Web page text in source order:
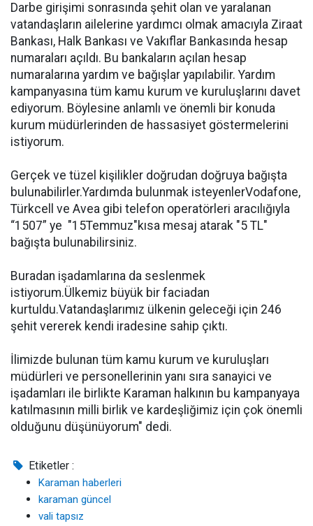
Darbe girişimi sonrasında şehit olan ve yaralanan
vatandaşların ailelerine yardımcı olmak amacıyla Ziraat
Bankası, Halk Bankası ve Vakıflar Bankasında hesap
numaraları açıldı. Bu bankaların açılan hesap
numaralarına yardım ve bağışlar yapılabilir. Yardım
kampanyasına tüm kamu kurum ve kuruluşlarını davet
ediyorum. Böylesine anlamlı ve önemli bir konuda
kurum müdürlerinden de hassasiyet göstermelerini
istiyorum.
Gerçek ve tüzel kişilikler doğrudan doğruya bağışta
bulunabilirler.Yardımda bulunmak isteyenlerVodafone,
Türkcell ve Avea gibi telefon operatörleri aracılığıyla
“1507” ye "15Temmuz"kısa mesaj atarak "5 TL"
bağışta bulunabilirsiniz.
Buradan işadamlarına da seslenmek
istiyorum.Ülkemiz büyük bir faciadan
kurtuldu.Vatandaşlarımız ülkenin geleceği için 246
şehit vererek kendi iradesine sahip çıktı.
İlimizde bulunan tüm kamu kurum ve kuruluşları
müdürleri ve personellerinin yanı sıra sanayici ve
işadamları ile birlikte Karaman halkının bu kampanyaya
katılmasının milli birlik ve kardeşliğimiz için çok önemli
olduğunu düşünüyorum" dedi.
Etiketler :
Karaman haberleri
karaman güncel
vali tapsız